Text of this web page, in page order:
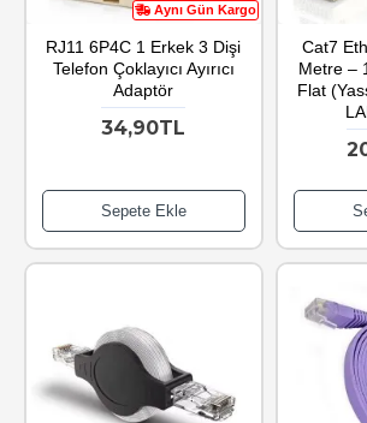
Aynı Gün Kargo
RJ11 6P4C 1 Erkek 3 Dişi
Telefon Çoklayıcı Ayırıcı
Adaptör
34,90TL
Sepete Ekle
Cat7
Metre –
Flat